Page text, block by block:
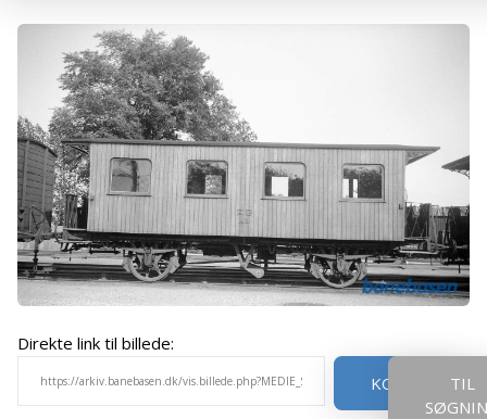
Direkte link til billede:
KOPIER
TIL